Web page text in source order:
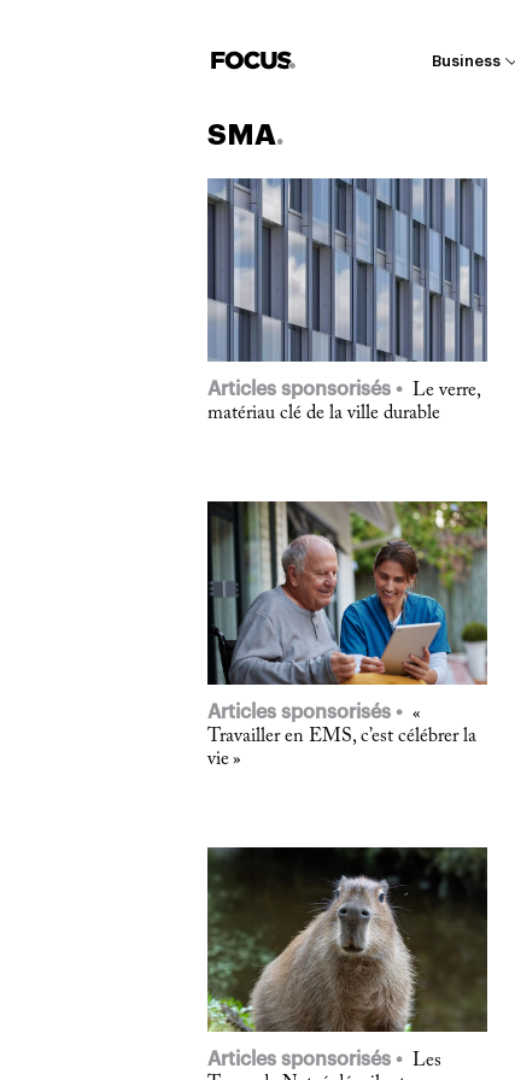
Business
SMA
Articles sponsorisés
Le verre,
matériau clé de la ville durable
Articles sponsorisés
«
Travailler en EMS, c’est célébrer la
vie »
Articles sponsorisés
Les